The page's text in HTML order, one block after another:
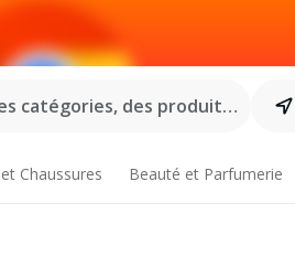
catégories, des produits...
Chaussures Beauté et Parfumerie